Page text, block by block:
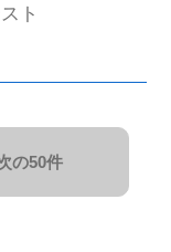
ト
の50件